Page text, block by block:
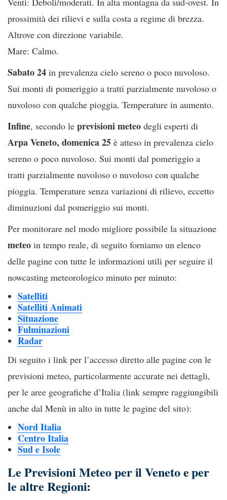
prossimità dei rilievi e sulla costa a regime di brezza.
Altrove con direzione variabile.
Mare: Calmo.
Sabato 24 in prevalenza cielo sereno o poco nuvoloso.
Sui monti di pomeriggio a tratti parzialmente nuvoloso o
nuvoloso con qualche pioggia. Temperature in aumento.
Infine, secondo le previsioni meteo degli esperti di
Arpa Veneto, domenica 25 è atteso in prevalenza cielo
sereno o poco nuvoloso. Sui monti dal pomeriggio a
tratti parzialmente nuvoloso o nuvoloso con qualche
pioggia. Temperature senza variazioni di rilievo, eccetto
diminuzioni dal pomeriggio sui monti.
Per monitorare nel modo migliore possibile la situazione
meteo in tempo reale, di seguito forniamo un elenco
delle pagine con tutte le informazioni utili per seguire il
nowcasting meteorologico minuto per minuto:
Satelliti
Satelliti Animati
Situazione
Fulminazioni
Radar
Di seguito i link per l’accesso diretto alle pagine con le
previsioni meteo, particolarmente accurate nei dettagli,
per le aree geografiche d’Italia (link sempre raggiungibili
anche dal Menù in alto in tutte le pagine del sito):
Nord Italia
Centro Italia
Sud e Isole
Le Previsioni Meteo per il Veneto e per
le altre Regioni: